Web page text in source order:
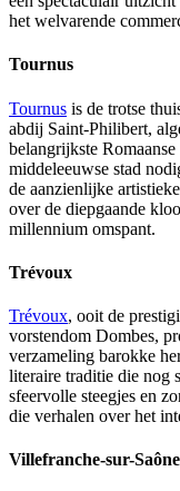
het welvarende
Tournus
Tournus is de trotse
abdij Saint-Philibert,
belangrijkste
middeleeuwse stad
de aanzienlijke
over de diepgaande
millennium omspant.
Trévoux
Trévoux, ooit de
vorstendom Dombes,
verzameling barokke
literaire traditie die nog
sfeervolle steegjes en
die verhalen over het
Villefranche-sur-Saône